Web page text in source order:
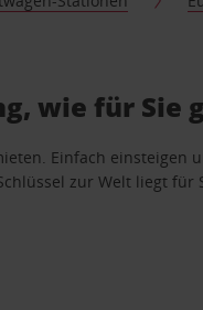
wie für Sie
Einfach einsteigen
zur Welt liegt für